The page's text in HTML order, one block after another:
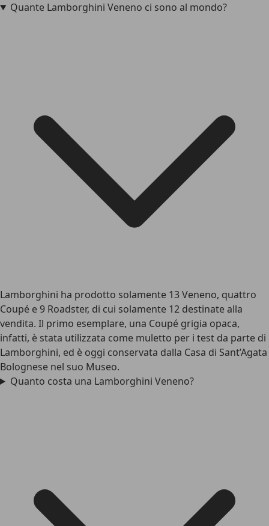
Quante Lamborghini Veneno ci sono al mondo?
Lamborghini ha prodotto solamente 13 Veneno, quattro
Coupé e 9 Roadster, di cui solamente 12 destinate alla
vendita. Il primo esemplare, una Coupé grigia opaca,
infatti, è stata utilizzata come muletto per i test da parte di
Lamborghini, ed è oggi conservata dalla Casa di Sant’Agata
Bolognese nel suo Museo.
Quanto costa una Lamborghini Veneno?